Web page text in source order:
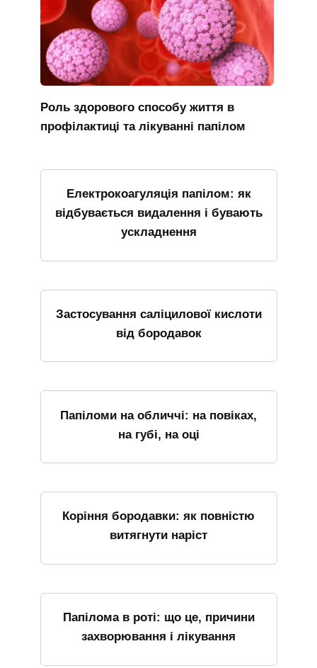
Роль здорового способу життя в
профілактиці та лікуванні папілом
Електрокоагуляція папілом: як
відбувається видалення і бувають
ускладнення
Застосування саліцилової кислоти
від бородавок
Папіломи на обличчі: на повіках,
на губі, на оці
Коріння бородавки: як повністю
витягнути наріст
Папілома в роті: що це, причини
захворювання і лікування